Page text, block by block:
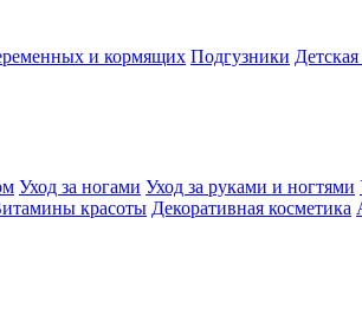
и кормящих Подгузники
Уход за ногами Уход за руками и ногтями
красоты Декоративная косметика